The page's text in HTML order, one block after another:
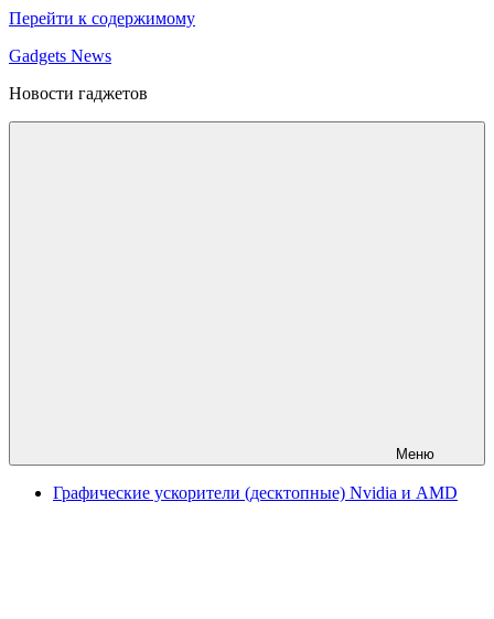
Перейти к содержимому
Gadgets News
Новости гаджетов
Меню
Графические ускорители (десктопные) Nvidia и AMD